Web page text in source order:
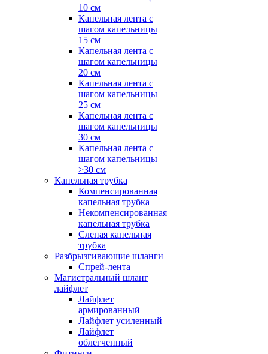
10 см
Капельная лента с
шагом капельницы
15 см
Капельная лента с
шагом капельницы
20 см
Капельная лента с
шагом капельницы
25 см
Капельная лента с
шагом капельницы
30 см
Капельная лента с
шагом капельницы
>30 см
Капельная трубка
Компенсированная
капельная трубка
Некомпенсированная
капельная трубка
Слепая капельная
трубка
Разбрызгивающие шланги
Спрей-лента
Магистральный шланг
лайфлет
Лайфлет
армированный
Лайфлет усиленный
Лайфлет
облегченный